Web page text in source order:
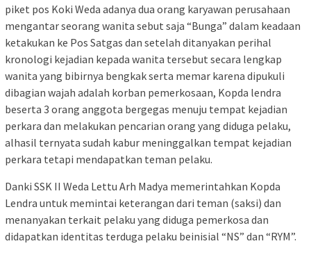
piket pos Koki Weda adanya dua orang karyawan perusahaan
mengantar seorang wanita sebut saja “Bunga” dalam keadaan
ketakukan ke Pos Satgas dan setelah ditanyakan perihal
kronologi kejadian kepada wanita tersebut secara lengkap
wanita yang bibirnya bengkak serta memar karena dipukuli
dibagian wajah adalah korban pemerkosaan, Kopda lendra
beserta 3 orang anggota bergegas menuju tempat kejadian
perkara dan melakukan pencarian orang yang diduga pelaku,
alhasil ternyata sudah kabur meninggalkan tempat kejadian
perkara tetapi mendapatkan teman pelaku.
Danki SSK II Weda Lettu Arh Madya memerintahkan Kopda
Lendra untuk memintai keterangan dari teman (saksi) dan
menanyakan terkait pelaku yang diduga pemerkosa dan
didapatkan identitas terduga pelaku beinisial “NS” dan “RYM”.